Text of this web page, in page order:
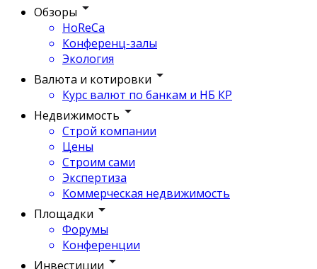
Обзоры
HoReCa
Конференц-залы
Экология
Валюта и котировки
Курс валют по банкам и НБ КР
Недвижимость
Строй компании
Цены
Строим сами
Экспертиза
Коммерческая недвижимость
Площадки
Форумы
Конференции
Инвестиции